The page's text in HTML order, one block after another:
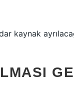
kaynak